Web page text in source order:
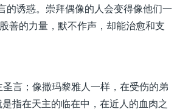
诱惑。崇拜偶像的人会变得像他们一
善的力量，默不作声，却能治愈和支
言；像撒玛黎雅人一样，在受伤的弟
指在天主的临在中，在近人的血肉之